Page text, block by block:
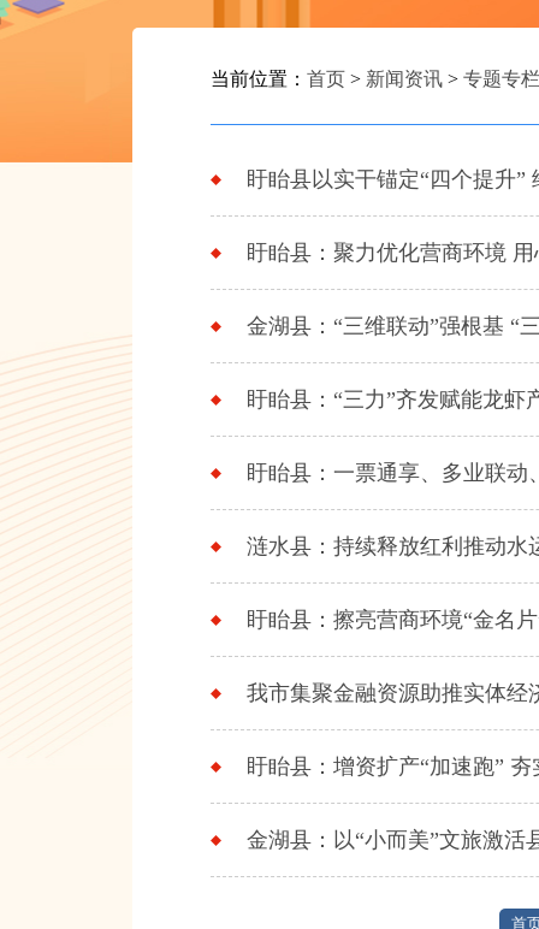
当前位置： 首页 > 新闻资讯 > 专题专栏
盱眙县以实干锚定“四个提升
盱眙县：聚力优化营商环境
金湖县：“三维联动”强根基 “
盱眙县：“三力”齐发赋能龙虾
盱眙县：一票通享、多业联
涟水县：持续释放红利推动水
盱眙县：擦亮营商环境“金名
我市集聚金融资源助推实体经
盱眙县：增资扩产“加速跑”
金湖县：以“小而美”文旅激活
首